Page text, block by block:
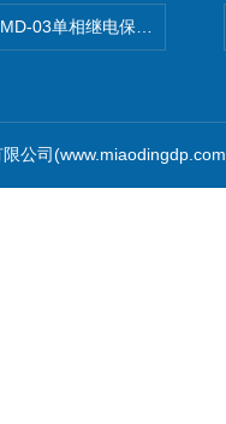
MD-03单相继电保护测试仪价
公司